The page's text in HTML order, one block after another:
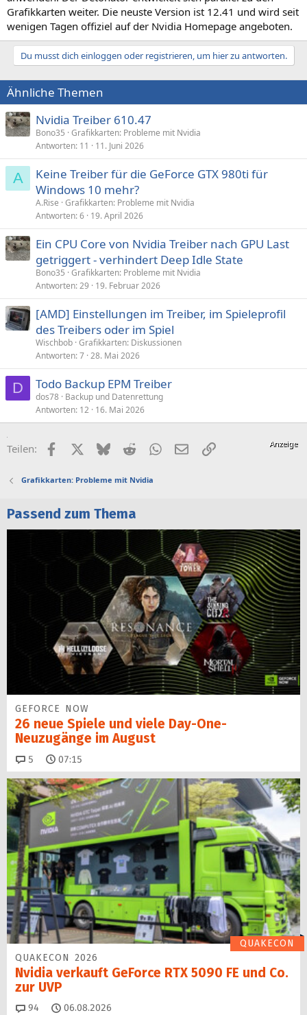
Grafikkarten weiter. Die neuste Version ist 12.41 und wird seit
wenigen Tagen offiziel auf der Nvidia Homepage angeboten.
Du musst dich einloggen oder registrieren, um hier zu antworten.
Ähnliche Themen
Nvidia Treiber 610.47
Bono35 Grafikkarten: Probleme mit Nvidia
Antworten 11 11. Juni 2026
A
Keine Treiber für die GeForce GTX 980ti für
Windows 10 mehr?
A.Rise Grafikkarten: Probleme mit Nvidia
Antworten 6 19. April 2026
Ein CPU Core von Nvidia Treiber nach GPU Last
getriggert - verhindert Deep Idle State
Bono35 Grafikkarten: Probleme mit Nvidia
Antworten 29 19. Februar 2026
[AMD] Einstellungen im Treiber, im Spieleprofil
des Treibers oder im Spiel
Wischbob Grafikkarten: Diskussionen
Antworten 7 28. Mai 2026
D Todo Backup EPM Treiber
dos78 Backup und Datenrettung
Antworten 12 16. Mai 2026
Teilen: FacebookX (Twitter)
BlueskyRedditWhatsApp
E-MailLink
Grafikkarten: Probleme mit Nvidia
Passend zum Thema
GEFORCE NOW
26 neue Spiele und viele Day-One-
Neuzugänge im August
5 Kommentare
07:15
QUAKECON
QUAKECON 2026
Nvidia verkauft GeForce RTX 5090 FE und Co.
zur UVP
94 Kommentare
06.08.2026